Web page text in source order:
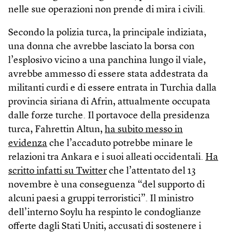
nelle sue operazioni non prende di mira i civili.
Secondo la polizia turca, la principale indiziata,
una donna che avrebbe lasciato la borsa con
l’esplosivo vicino a una panchina lungo il viale,
avrebbe ammesso di essere stata addestrata da
militanti curdi e di essere entrata in Turchia dalla
provincia siriana di Afrin, attualmente occupata
dalle forze turche. Il portavoce della presidenza
turca, Fahrettin Altun, ha subito messo in
evidenza che l’accaduto potrebbe minare le
relazioni tra Ankara e i suoi alleati occidentali. Ha
scritto infatti su Twitter che l’attentato del 13
novembre è una conseguenza “del supporto di
alcuni paesi a gruppi terroristici”. Il ministro
dell’interno Soylu ha respinto le condoglianze
offerte dagli Stati Uniti, accusati di sostenere i